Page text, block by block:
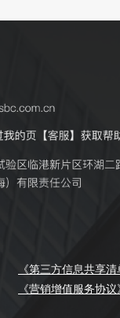
《第三方信息共享
《营销增值服务协议